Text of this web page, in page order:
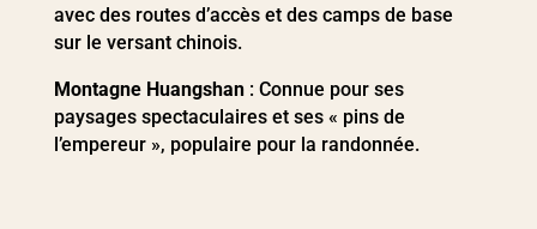
avec des routes d’accès et des camps de base
sur le versant chinois.
Montagne Huangshan: Connue pour ses
paysages spectaculaires et ses « pins de
l’empereur », populaire pour la randonnée.